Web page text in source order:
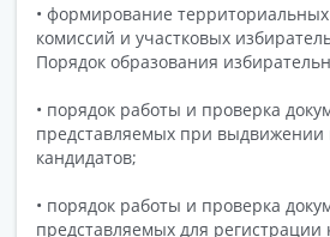
• формирование
комиссий и участковых
Порядок образования
• порядок работы и проверка
представляемых при выдвижении
кандидатов;
• порядок работы и проверка
представляемых для регистрации